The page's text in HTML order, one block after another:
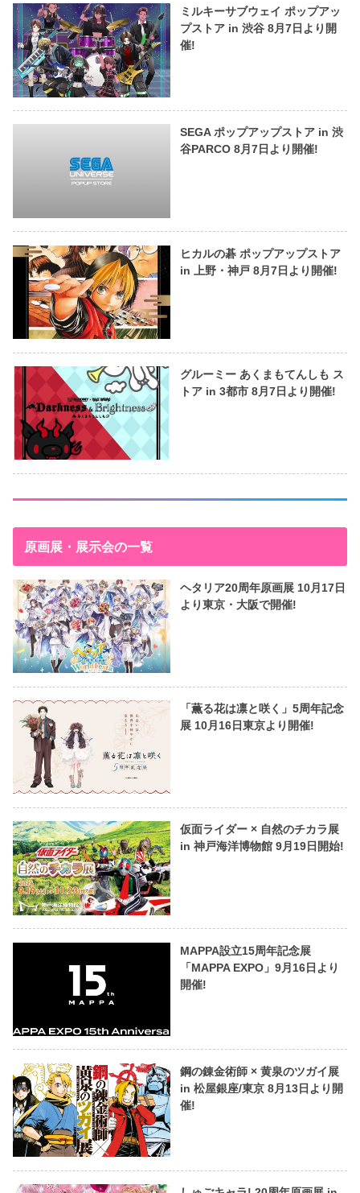
ミルキーサブウェイ ポップアッ
プストア in 渋谷 8月7日より開
催!
SEGA ポップアップストア in 渋
谷PARCO 8月7日より開催!
ヒカルの碁 ポップアップストア
in 上野・神戸 8月7日より開催!
グルーミー あくまもてんしも ス
トア in 3都市 8月7日より開催!
原画展・展示会の一覧
ヘタリア20周年原画展 10月17日
より東京・大阪で開催!
「薫る花は凛と咲く」5周年記念
展 10月16日東京より開催!
仮面ライダー × 自然のチカラ展
in 神戸海洋博物館 9月19日開始!
MAPPA設立15周年記念展
「MAPPA EXPO」9月16日より
開催!
鋼の錬金術師 × 黄泉のツガイ展
in 松屋銀座/東京 8月13日より開
催!